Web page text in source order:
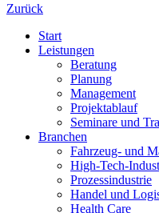
Zurück
Start
Leistungen
Beratung
Planung
Management
Projektablauf
Seminare und
Branchen
Fahrzeug- und
High-Tech-
Prozessindustrie
Handel und
Health Care